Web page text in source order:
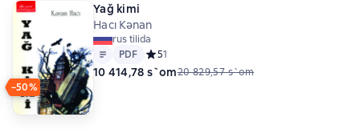
−50%
Yağ kimi
Hacı Kənan
rus tilida
Matn
PDF
PDF Средний рейтинг 5 на основе 1 оценок
51
10 414,78 s`om20 829,57 s`om